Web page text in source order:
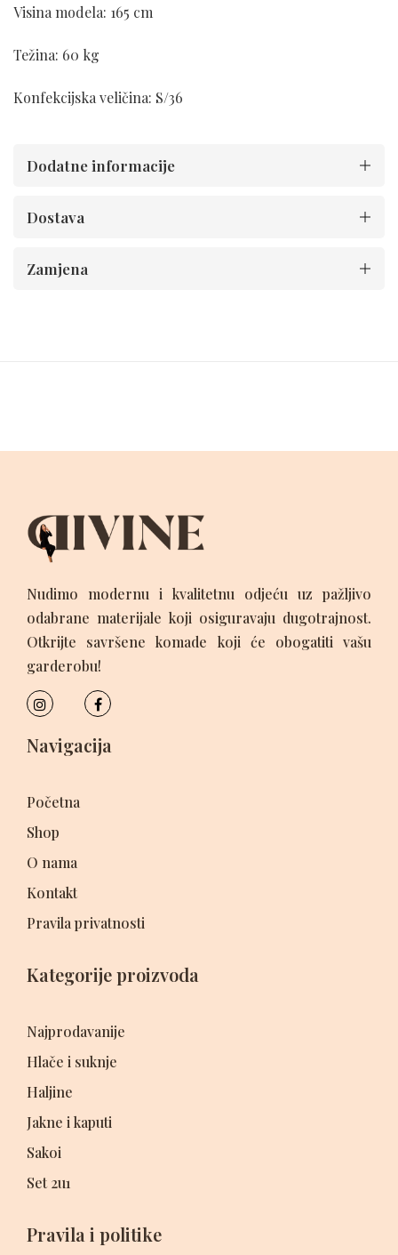
Visina modela: 165 cm
Težina: 60 kg
Konfekcijska veličina: S/36
Dodatne informacije
Dostava
Zamjena
Nudimo modernu i kvalitetnu odjeću uz pažljivo
odabrane materijale koji osiguravaju dugotrajnost.
Otkrijte savršene komade koji će obogatiti vašu
garderobu!
Navigacija
Početna
Shop
O nama
Kontakt
Pravila privatnosti
Kategorije proizvoda
Najprodavanije
Hlače i suknje
Haljine
Jakne i kaputi
Sakoi
Set 2u1
Pravila i politike